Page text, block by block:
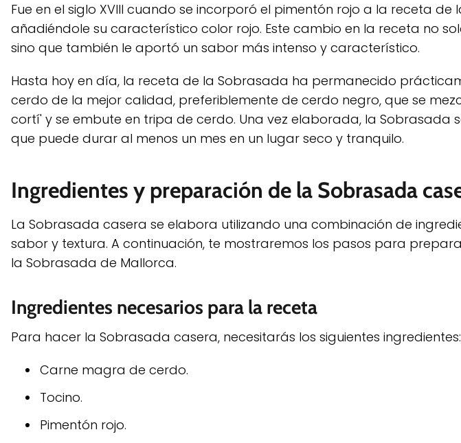
Fue en el siglo XVIII cuando se incorporó el pimentón rojo a la receta
añadiéndole su característico color rojo. Este cambio en la receta no
sino que también le aportó un sabor más intenso y característico.
Hasta hoy en día, la receta de la Sobrasada ha permanecido
cerdo de la mejor calidad, preferiblemente de cerdo negro, que se
cortí' y se embute en tripa de cerdo. Una vez elaborada, la Sobrasada
que puede durar al menos un mes en un lugar seco y tranquilo.
Ingredientes y preparación de la Sobrasada
La Sobrasada casera se elabora utilizando una combinación de
sabor y textura. A continuación, te mostraremos los pasos para
la Sobrasada de Mallorca.
Ingredientes necesarios para la receta
Para hacer la Sobrasada casera, necesitarás los siguientes ingredientes:
Carne magra de cerdo.
Tocino.
Pimentón rojo.